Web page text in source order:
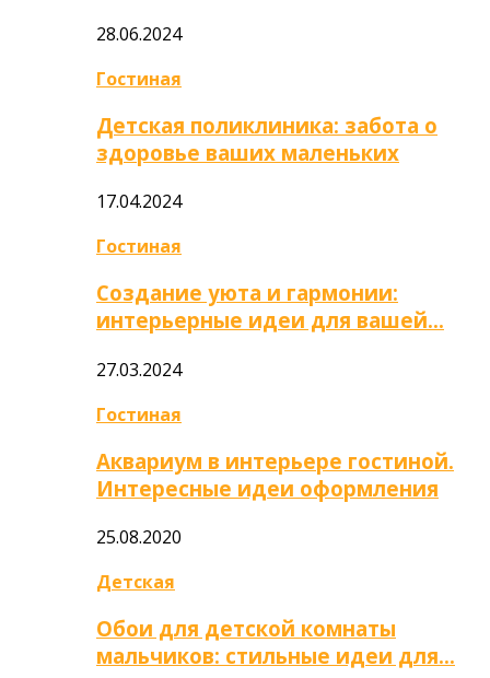
28.06.2024
Гостиная
Детская поликлиника: забота о
здоровье ваших маленьких
17.04.2024
Гостиная
Создание уюта и гармонии:
интерьерные идеи для вашей…
27.03.2024
Гостиная
Аквариум в интерьере гостиной.
Интересные идеи оформления
25.08.2020
Детская
Обои для детской комнаты
мальчиков: стильные идеи для…